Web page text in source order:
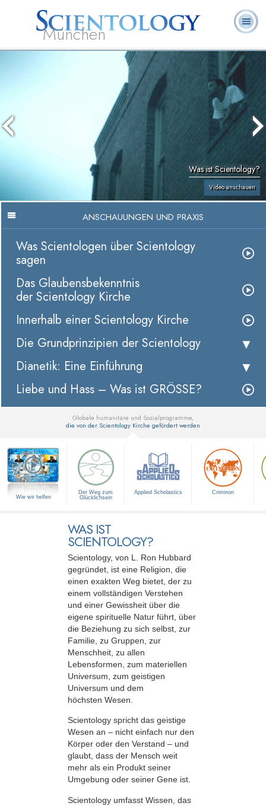
München
Ehrenamtliche
Geistliche
Fragen
Bücher
Was ist Scientology?
Video anschauen
ANSCHAUUNGEN UND PRAXIS
Was Scientologen über Scientology
sagen
Das Glaubensbekenntnis
der Scientology Kirche
Innerhalb einer Scientology Kirche
Die Grundprinzipien der Scientology
Dianetik: Eine Einführung
Liebe und Hass – Was ist GRÖSSE?
Globale humanitäre und Sozialprogramme,
die von der Scientology Kirche gefördert werden
Wie wir helfen
Der Weg zum
Glücklichsein
Applied Scholastics Criminon
WAS IST
SCIENTOLOGY?
Scientology, von L. Ron Hubbard
gegründet, ist eine Religion, die
einen exakten Weg bietet, der zu
einem vollständigen Verstehen
und einer Gewissheit über die
eigene spirituelle Natur führt, über
die Beziehung zu sich selbst, zur
Familie, zu Gruppen, zur
Menschheit, zu allen
Lebensformen, zum materiellen
Universum, zum geistigen
Universum und dem
höchsten Wesen.
Scientology spricht das geistige
Wesen an – nicht einfach nur den
Körper oder den Verstand – und
glaubt, dass der Mensch weit
mehr als ein Produkt seiner
Umgebung oder seiner Gene ist.
Scientology umfasst Wissen, das